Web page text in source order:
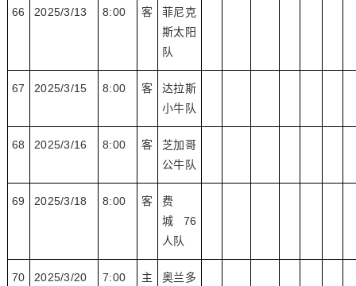
66 2025/3/13 8:00 客
菲尼克
斯太阳
队
67 2025/3/15 8:00 客
达拉斯
小牛队
68 2025/3/16 8:00 客
芝加哥
公牛队
69 2025/3/18 8:00 客
费
城 76
人队
70 2025/3/20 7:00 主
奥兰多